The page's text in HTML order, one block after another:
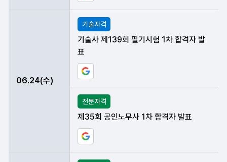
06.24(수)
기술자격
기술사 제139회 필기시험 1차 합격자 발
표
구글 일정에 현재 데이터 등록하기
전문자격
제35회 공인노무사 1차 합격자 발표
구글 일정에 현재 데이터 등록하기